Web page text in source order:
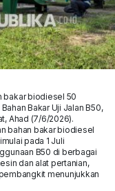
bakar biodiesel 50
Bakar Uji Jalan B50,
Ahad (7/6/2026).
bahan bakar biodiesel
pada 1 Juli
B50 di berbagai
dan alat pertanian,
menunjukkan